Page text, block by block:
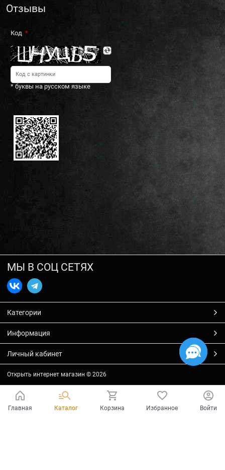
Отзывы
Код
* буквы на русском языке
МЫ В СОЦ СЕТЯХ
Категории
Информация
Личный кабинет
Открыть интернет магазин © 2026
Главная Каталог Корзина Избранное Войти